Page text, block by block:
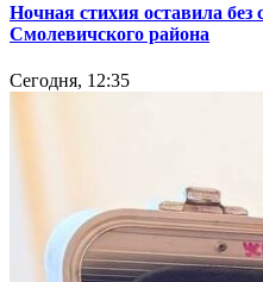
Ночная стихия оставила без
Смолевичского района
Сегодня, 12:35